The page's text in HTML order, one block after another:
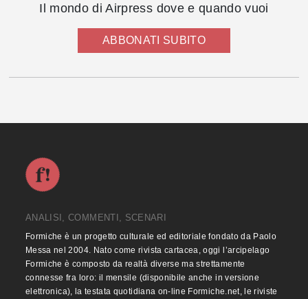
Il mondo di Airpress dove e quando vuoi
ABBONATI SUBITO
ANALISI, COMMENTI, SCENARI
Formiche è un progetto culturale ed editoriale fondato da Paolo
Messa nel 2004. Nato come rivista cartacea, oggi l’arcipelago
Formiche è composto da realtà diverse ma strettamente
connesse fra loro: il mensile (disponibile anche in versione
elettronica), la testata quotidiana on-line Formiche.net, le riviste